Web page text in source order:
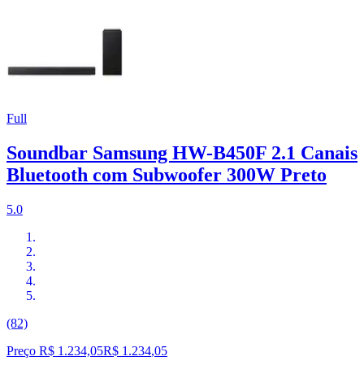
Full
Soundbar Samsung HW-B450F 2.1 Canais
Bluetooth com Subwoofer 300W Preto
5.0
(82)
Preço R$ 1.234,05R$ 1.234,05